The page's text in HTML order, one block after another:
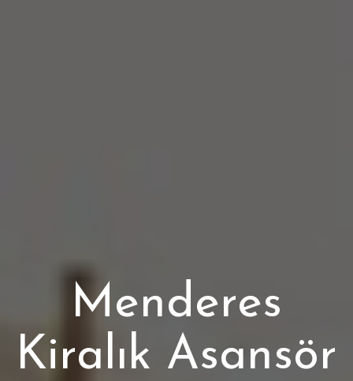
Menderes
Kiralık Asansör